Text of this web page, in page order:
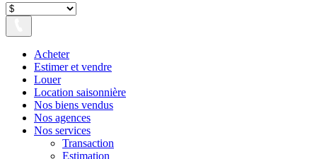
Acheter
Estimer et vendre
Louer
Location saisonnière
Nos biens vendus
Nos agences
Nos services
Transaction
Estimation